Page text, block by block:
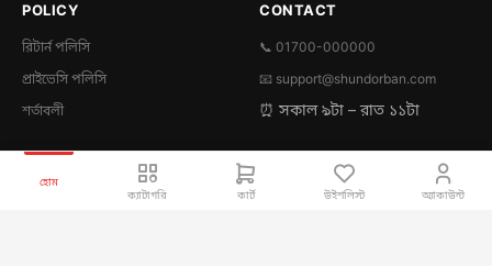
POLICY
রিটার্ন পলিসি
প্রাইভেসি পলিসি
শর্তাবলী
CONTACT
📞 01700-000000
📧 support@shundorban.com
⏰ সকাল ৯টা – রাত ১১টা
© 2026 SHUNDORBAN — All rights reserved
হোম
ক্যাটাগরি
কার্ট উইশলিস্ট অ্যাকাউন্ট